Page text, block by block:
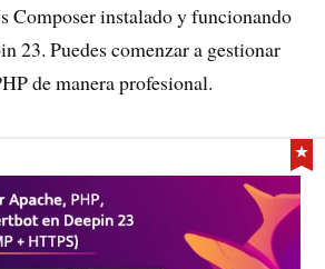
Composer instalado y funcionando
23. Puedes comenzar a gestionar
de manera profesional.